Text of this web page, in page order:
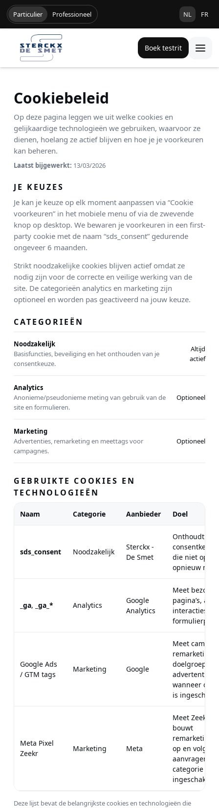
Particulier Professioneel NL FR
Boek testrit
Cookiebeleid
Op deze pagina leggen we uit welke cookies en
gelijkaardige technologieën we gebruiken, waarvoor ze
dienen, hoelang ze actief blijven en hoe je je voorkeuren
kan beheren.
Laatst bijgewerkt: 13/03/2026
JE KEUZES
Je kan je keuze op elk moment aanpassen via “Cookie
voorkeuren” in het mobiele menu of via de zwevende
knop op desktop. We bewaren je voorkeuren in een first-
party cookie met de naam “sds_consent” gedurende
ongeveer 6 maanden.
Strikt noodzakelijke cookies blijven actief omdat ze
nodig zijn voor de correcte en veilige werking van de
site. De categorieën analytics en marketing zijn
optioneel en worden pas geactiveerd na jouw keuze.
CATEGORIEËN
Noodzakelijk
Basisfuncties, beveiliging en het onthouden van je
consentkeuze.
Altijd
actief
Analytics
Anonieme/pseudonieme meting van gebruik van de
site en formulieren.
Optioneel
Marketing
Advertenties, remarketing en meettags voor
campagnes.
Optioneel
GEBRUIKTE COOKIES EN
TECHNOLOGIEËN
Naam Categorie Aanbieder Doel
sds_consent Noodzakelijk
Sterckx -
De Smet
Onthoudt je
die niet op
opnieuw
_ga, _ga_* Analytics
Google
Analytics
Meet
pagina’s,
interacties en
Google Ads
/ GTM tags
Marketing Google
Meet
remarketing-
doelgroepen
wanneer
is
Meta Pixel
Zeekr
Marketing Meta
Meet Zeekr-
bouwt
op en volgt
aanvragen
categorie
ingeschakeld.
Deze lijst bevat de belangrijkste cookies en technologieën die